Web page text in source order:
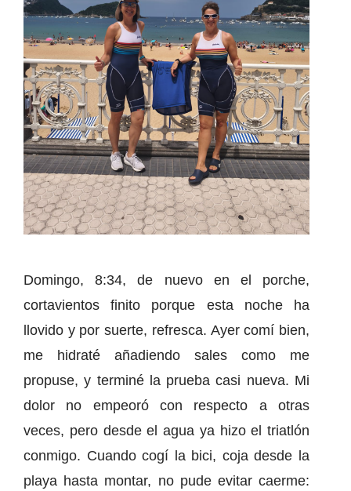
Domingo, 8:34, de nuevo en el porche,
cortavientos finito porque esta noche ha
llovido y por suerte, refresca. Ayer comí bien,
me hidraté añadiendo sales como me
propuse, y terminé la prueba casi nueva. Mi
dolor no empeoró con respecto a otras
veces, pero desde el agua ya hizo el triatlón
conmigo. Cuando cogí la bici, coja desde la
playa hasta montar, no pude evitar caerme: